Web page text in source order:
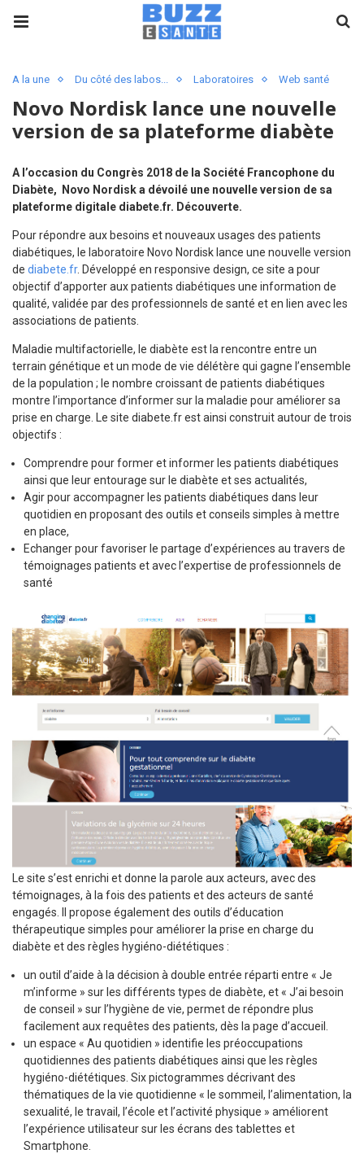
A la une Du côté des labos... Laboratoires Web santé
Novo Nordisk lance une nouvelle
version de sa plateforme diabète
A l’occasion du Congrès 2018 de la Société Francophone du
Diabète, Novo Nordisk a dévoilé une nouvelle version de sa
plateforme digitale diabete.fr. Découverte.
Pour répondre aux besoins et nouveaux usages des patients
diabétiques, le laboratoire Novo Nordisk lance une nouvelle version
de diabete.fr. Développé en responsive design, ce site a pour
objectif d’apporter aux patients diabétiques une information de
qualité, validée par des professionnels de santé et en lien avec les
associations de patients.
Maladie multifactorielle, le diabète est la rencontre entre un
terrain génétique et un mode de vie délétère qui gagne l’ensemble
de la population ; le nombre croissant de patients diabétiques
montre l’importance d’informer sur la maladie pour améliorer sa
prise en charge. Le site diabete.fr est ainsi construit autour de trois
objectifs :
Comprendre pour former et informer les patients diabétiques
ainsi que leur entourage sur le diabète et ses actualités,
Agir pour accompagner les patients diabétiques dans leur
quotidien en proposant des outils et conseils simples à mettre
en place,
Echanger pour favoriser le partage d’expériences au travers de
témoignages patients et avec l’expertise de professionnels de
santé
Le site s’est enrichi et donne la parole aux acteurs, avec des
témoignages, à la fois des patients et des acteurs de santé
engagés. Il propose également des outils d’éducation
thérapeutique simples pour améliorer la prise en charge du
diabète et des règles hygiéno-diététiques :
un outil d’aide à la décision à double entrée réparti entre « Je
m’informe » sur les différents types de diabète, et « J’ai besoin
de conseil » sur l’hygiène de vie, permet de répondre plus
facilement aux requêtes des patients, dès la page d’accueil.
un espace « Au quotidien » identifie les préoccupations
quotidiennes des patients diabétiques ainsi que les règles
hygiéno-diététiques. Six pictogrammes décrivant des
thématiques de la vie quotidienne « le sommeil, l’alimentation, la
sexualité, le travail, l’école et l’activité physique » améliorent
l’expérience utilisateur sur les écrans des tablettes et
Smartphone.